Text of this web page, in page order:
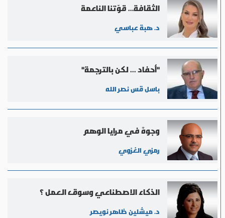
الثقافة… قوّتنا الناعمة
د. هبة عباسي
"أحفاد ... لكن بالترجمة"
باسل قس نصر الله
وجوهٌ في مرايا الوهم
رمزي الغزوي
الذكاء الاصطناعي وسوق العمل ؟
د. ميشلين ظاهر نويصر